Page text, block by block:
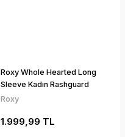
Roxy Whole Hearted Long
Sleeve Kadın Rashguard
Roxy
1.999,99 TL